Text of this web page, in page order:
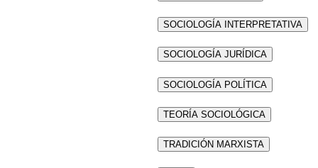
SOCIOLOGÍA INTERPRETATIVA
SOCIOLOGÍA JURÍDICA
SOCIOLOGÍA POLÍTICA
TEORÍA SOCIOLÓGICA
TRADICIÓN MARXISTA